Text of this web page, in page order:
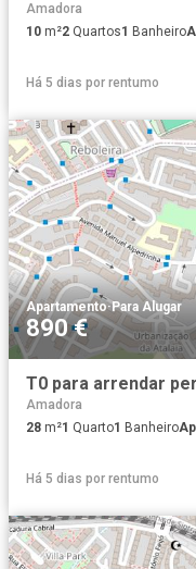
Amadora
10 m²2 Quartos1 Banheiro
Há 5 dias por rentumo
Apartamento·Para Alugar
890 €
T0 para arrendar
Amadora
28 m²1 Quarto1 Banheiro
Há 5 dias por rentumo